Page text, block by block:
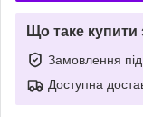
Що таке
Замовлення
Доступна